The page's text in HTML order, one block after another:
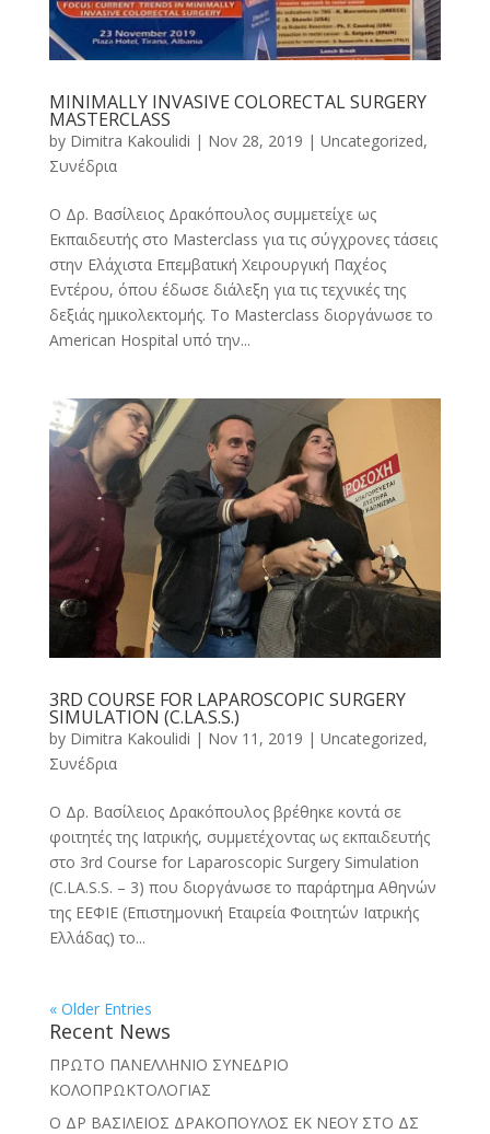
MINIMALLY INVASIVE COLORECTAL SURGERY
MASTERCLASS
by Dimitra Kakoulidi | Nov 28, 2019 | Uncategorized,
Συνέδρια
Ο Δρ. Βασίλειος Δρακόπουλος συμμετείχε ως
Εκπαιδευτής στο Masterclass για τις σύγχρονες τάσεις
στην Ελάχιστα Επεμβατική Χειρουργική Παχέος
Εντέρου, όπου έδωσε διάλεξη για τις τεχνικές της
δεξιάς ημικολεκτομής. Το Masterclass διοργάνωσε το
American Hospital υπό την...
3RD COURSE FOR LAPAROSCOPIC SURGERY
SIMULATION (C.LA.S.S.)
by Dimitra Kakoulidi | Nov 11, 2019 | Uncategorized,
Συνέδρια
O Δρ. Βασίλειος Δρακόπουλος βρέθηκε κοντά σε
φοιτητές της Ιατρικής, συμμετέχοντας ως εκπαιδευτής
στο 3rd Course for Laparoscopic Surgery Simulation
(C.LA.S.S. – 3) που διοργάνωσε το παράρτημα Αθηνών
της ΕΕΦΙΕ (Επιστημονική Εταιρεία Φοιτητών Ιατρικής
Ελλάδας) το...
« Older Entries
Recent News
ΠΡΩΤΟ ΠΑΝΕΛΛΗΝΙΟ ΣΥΝΕΔΡΙΟ
ΚΟΛΟΠΡΩΚΤΟΛΟΓΙΑΣ
O ΔΡ ΒΑΣΙΛΕΙΟΣ ΔΡΑΚΟΠΟΥΛΟΣ ΕΚ ΝΕΟΥ ΣΤΟ ΔΣ